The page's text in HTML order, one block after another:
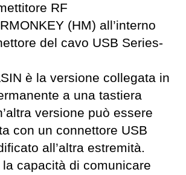
RF
(HM) all’interno
del cavo USB Series-
è la versione collegata in
a una tastiera
versione può essere
con un connettore USB
all’altra estremità.
la capacità di comunicare